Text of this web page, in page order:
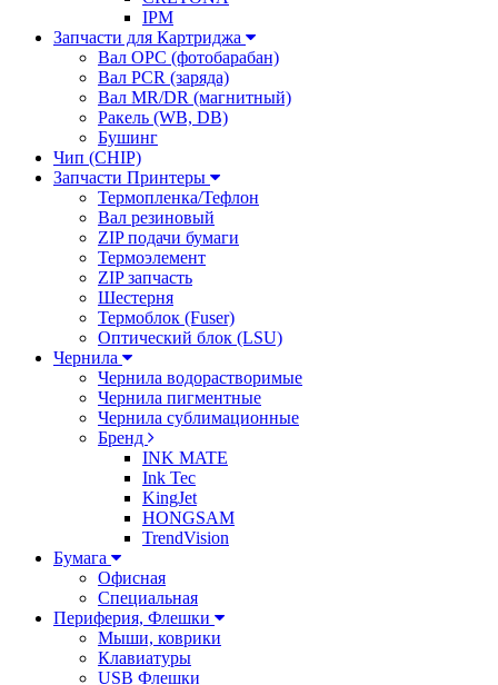
IPM
Запчасти для Картриджа
Вал OPC (фотобарабан)
Вал PCR (заряда)
Вал MR/DR (магнитный)
Ракель (WB, DB)
Бушинг
Чип (CHIP)
Запчасти Принтеры
Термопленка/Тефлон
Вал резиновый
ZIP подачи бумаги
Термоэлемент
ZIP запчасть
Шестерня
Термоблок (Fuser)
Оптический блок (LSU)
Чернила
Чернила водорастворимые
Чернила пигментные
Чернила сублимационные
Бренд
INK MATE
Ink Tec
KingJet
HONGSAM
TrendVision
Бумага
Офисная
Специальная
Периферия, Флешки
Мыши, коврики
Клавиатуры
USB Флешки